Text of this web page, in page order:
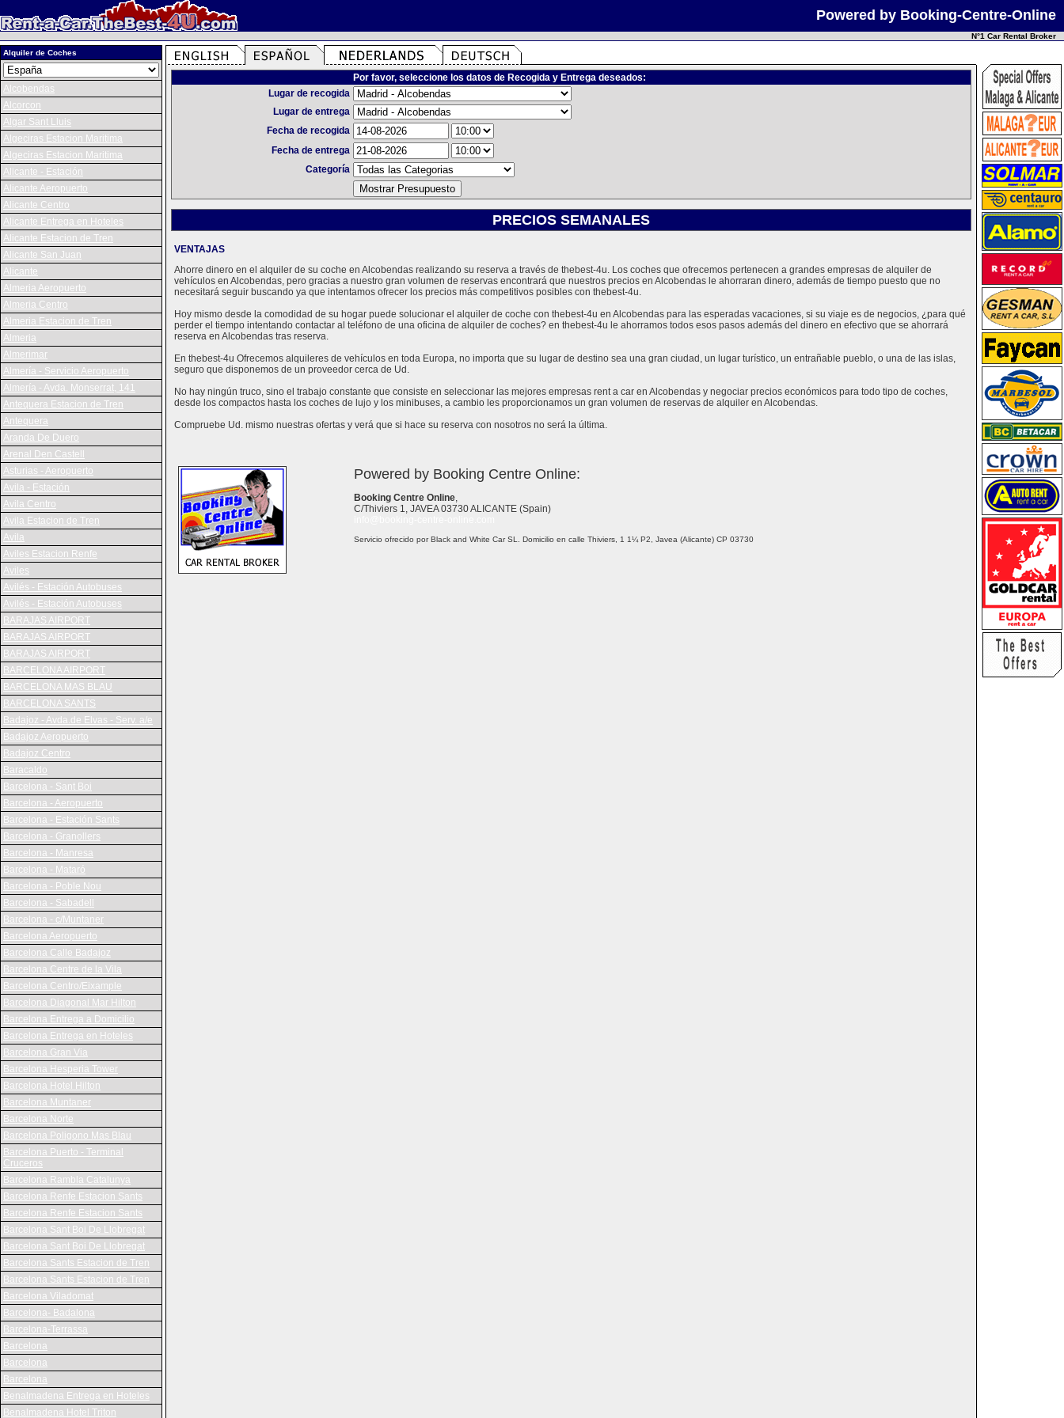
Powered by Booking-Centre-Online
N°1 Car Rental Broker
Alquiler de Coches
Alcobendas
Alcorcon
Algar Sant Lluis
Algeciras Estacion Maritima
Algeciras Estacion Maritima
Alicante - Estación
Alicante Aeropuerto
Alicante Centro
Alicante Entrega en Hoteles
Alicante Estacion de Tren
Alicante San Juan
Alicante
Almeria Aeropuerto
Almeria Centro
Almeria Estacion de Tren
Almeria
Almerimar
Almería - Servicio Aeropuerto
Almería - Avda. Monserrat, 141
Antequera Estacion de Tren
Antequera
Aranda De Duero
Arenal Den Castell
Asturias - Aeropuerto
Avila - Estación
Avila Centro
Avila Estacion de Tren
Avila
Aviles Estacion Renfe
Aviles
Avilés - Estación Autobuses
Avilés - Estación Autobuses
BARAJAS AIRPORT
BARAJAS AIRPORT
BARAJAS AIRPORT
BARCELONA AIRPORT
BARCELONA MAS BLAU
BARCELONA SANTS
Badajoz - Avda.de Elvas - Serv. a/e
Badajoz Aeropuerto
Badajoz Centro
Baracaldo
Barcelona - Sant Boi
Barcelona - Aeropuerto
Barcelona - Estación Sants
Barcelona - Granollers
Barcelona - Manresa
Barcelona - Mataró
Barcelona - Poble Nou
Barcelona - Sabadell
Barcelona - c/Muntaner
Barcelona Aeropuerto
Barcelona Calle Badajoz
Barcelona Centre de la Vila
Barcelona Centro/Eixample
Barcelona Diagonal Mar Hilton
Barcelona Entrega a Domicilio
Barcelona Entrega en Hoteles
Barcelona Gran Via
Barcelona Hesperia Tower
Barcelona Hotel Hilton
Barcelona Muntaner
Barcelona Norte
Barcelona Poligono Mas Blau
Barcelona Puerto - Terminal
Cruceros
Barcelona Rambla Catalunya
Barcelona Renfe Estacion Sants
Barcelona Renfe Estacion Sants
Barcelona Sant Boi De Llobregat
Barcelona Sant Boi De Llobregat
Barcelona Sants Estacion de Tren
Barcelona Sants Estacion de Tren
Barcelona Viladomat
Barcelona- Badalona
Barcelona-Terrassa
Barcelona
Barcelona
Barcelona
Benalmadena Entrega en Hoteles
Benalmadena Hotel Triton
Por favor, seleccione los datos de Recogida y Entrega deseados:
Lugar de recogida
Lugar de entrega
Fecha de recogida
Fecha de entrega
Categoría
PRECIOS SEMANALES
VENTAJAS
Ahorre dinero en el alquiler de su coche en Alcobendas realizando su reserva a través de thebest-4u. Los coches que ofrecemos pertenecen a grandes empresas de alquiler de
vehículos en Alcobendas, pero gracias a nuestro gran volumen de reservas encontrará que nuestros precios en Alcobendas le ahorraran dinero, además de tiempo puesto que no
necesitará seguir buscando ya que intentamos ofrecer los precios más competitivos posibles con thebest-4u.
Hoy mismo desde la comodidad de su hogar puede solucionar el alquiler de coche con thebest-4u en Alcobendas para las esperadas vacaciones, si su viaje es de negocios, ¿para qué
perder el tiempo intentando contactar al teléfono de una oficina de alquiler de coches? en thebest-4u le ahorramos todos esos pasos además del dinero en efectivo que se ahorrará
reserva en Alcobendas tras reserva.
En thebest-4u Ofrecemos alquileres de vehículos en toda Europa, no importa que su lugar de destino sea una gran ciudad, un lugar turístico, un entrañable pueblo, o una de las islas,
seguro que disponemos de un proveedor cerca de Ud.
No hay ningún truco, sino el trabajo constante que consiste en seleccionar las mejores empresas rent a car en Alcobendas y negociar precios económicos para todo tipo de coches,
desde los compactos hasta los coches de lujo y los minibuses, a cambio les proporcionamos un gran volumen de reservas de alquiler en Alcobendas.
Compruebe Ud. mismo nuestras ofertas y verá que si hace su reserva con nosotros no será la última.
Powered by Booking Centre Online:
Booking Centre Online,
C/Thiviers 1, JAVEA 03730 ALICANTE (Spain)
Servicio ofrecido por Black and White Car SL. Domicilio en calle Thiviers, 1 1¼ P2, Javea (Alicante) CP 03730